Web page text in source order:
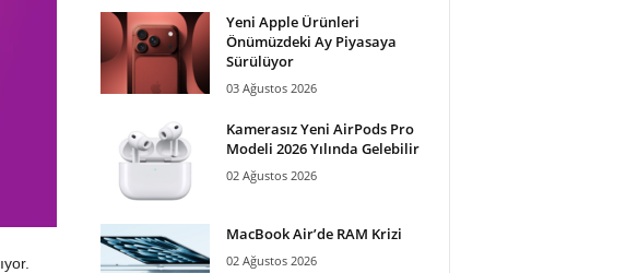
Yeni Apple Ürünleri
Önümüzdeki Ay Piyasaya
Sürülüyor
03 Ağustos 2026
Kamerasız Yeni AirPods Pro
Modeli 2026 Yılında Gelebilir
02 Ağustos 2026
MacBook Air’de RAM Krizi
02 Ağustos 2026